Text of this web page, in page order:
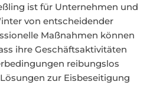
ist für Unternehmen und
von entscheidender
Maßnahmen können
ihre Geschäftsaktivitäten
reibungslos
zur Eisbeseitigung